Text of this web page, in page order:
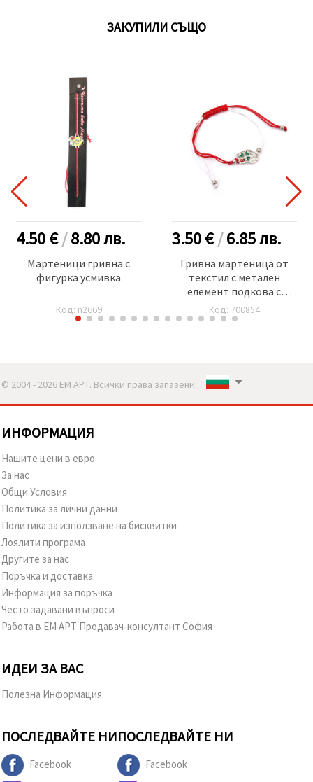
ЗАКУПИЛИ СЪЩО
4.50 €/8.80лв.
Мартеници гривна с
фигурка усмивка
Код: n2669
3.50 €/6.85лв.
Гривна мартеница от
текстил с метален
елемент подкова с
кристали
детелина,кокиче и
Код: 700854
© 2004 - 2026 ЕМ АРТ. Всички права запазени..
ИНФОРМАЦИЯ
Нашите цени в евро
За нас
Общи Условия
Политика за лични данни
Политика за използване на бисквитки
Лоялити програма
Другите за нас
Поръчка и доставка
Информация за поръчка
Често задавани въпроси
Работа в ЕМ АРТ Продавач-консултант София
ИДЕИ ЗА ВАС
Полезна Информация
ПОСЛЕДВАЙТЕ НИ
Facebook
ПОСЛЕДВАЙТЕ НИ
Facebook